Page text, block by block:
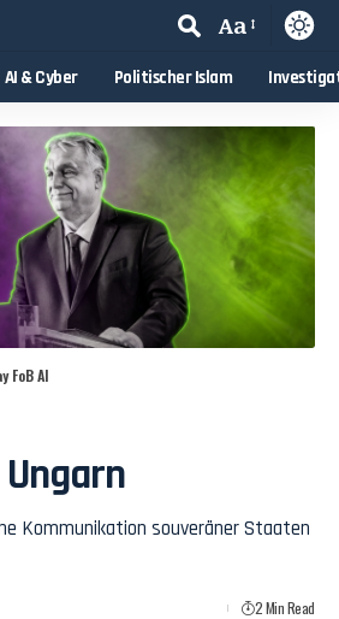
Aa
AI & Cyber Politischer Islam
FoB AI
Ungarn
Kommunikation souveräner Staaten
2 Min Read